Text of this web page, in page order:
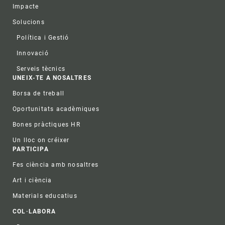
Impacte
Solucions
Política i Gestió
Innovació
Serveis tècnics
UNEIX-TE A NOSALTRES
Borsa de treball
Oportunitats acadèmiques
Bones pràctiques HR
Un lloc on créixer
PARTICIPA
Fes ciència amb nosaltres
Art i ciència
Materials educatius
COL·LABORA